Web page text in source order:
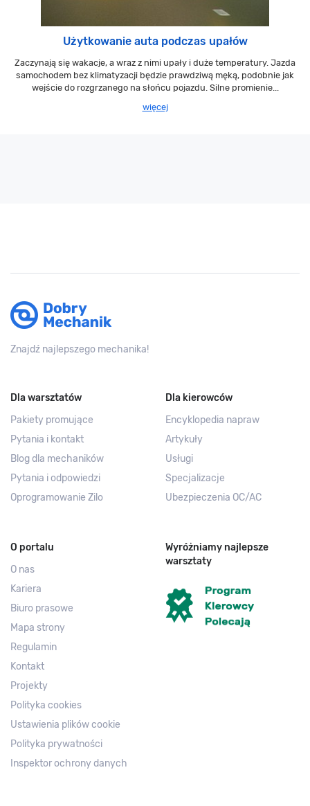
Użytkowanie auta podczas upałów
Zaczynają się wakacje, a wraz z nimi upały i duże temperatury. Jazda
samochodem bez klimatyzacji będzie prawdziwą męką, podobnie jak
wejście do rozgrzanego na słońcu pojazdu. Silne promienie...
więcej
Znajdź najlepszego mechanika!
Dla warsztatów
Pakiety promujące
Pytania i kontakt
Blog dla mechaników
Pytania i odpowiedzi
Oprogramowanie Zilo
Dla kierowców
Encyklopedia napraw
Artykuły
Usługi
Specjalizacje
Ubezpieczenia OC/AC
O portalu
O nas
Kariera
Biuro prasowe
Mapa strony
Regulamin
Kontakt
Projekty
Polityka cookies
Ustawienia plików cookie
Polityka prywatności
Inspektor ochrony danych
Wyróżniamy najlepsze
warsztaty